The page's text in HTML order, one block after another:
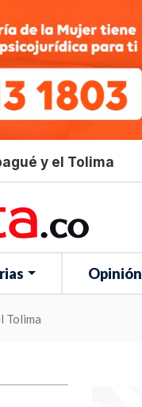
y el Tolima
Opinión
Tolima